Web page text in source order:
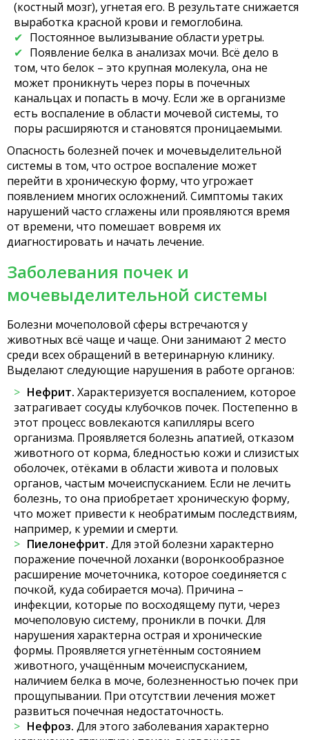
(костный мозг), угнетая его. В результате снижается
выработка красной крови и гемоглобина.
Постоянное вылизывание области уретры.
Появление белка в анализах мочи. Всё дело в
том, что белок – это крупная молекула, она не
может проникнуть через поры в почечных
канальцах и попасть в мочу. Если же в организме
есть воспаление в области мочевой системы, то
поры расширяются и становятся проницаемыми.
Опасность болезней почек и мочевыделительной
системы в том, что острое воспаление может
перейти в хроническую форму, что угрожает
появлением многих осложнений. Симптомы таких
нарушений часто сглажены или проявляются время
от времени, что помешает вовремя их
диагностировать и начать лечение.
Заболевания почек и
мочевыделительной системы
Болезни мочеполовой сферы встречаются у
животных всё чаще и чаще. Они занимают 2 место
среди всех обращений в ветеринарную клинику.
Выделают следующие нарушения в работе органов:
Нефрит. Характеризуется воспалением, которое
затрагивает сосуды клубочков почек. Постепенно в
этот процесс вовлекаются капилляры всего
организма. Проявляется болезнь апатией, отказом
животного от корма, бледностью кожи и слизистых
оболочек, отёками в области живота и половых
органов, частым мочеиспусканием. Если не лечить
болезнь, то она приобретает хроническую форму,
что может привести к необратимым последствиям,
например, к уремии и смерти.
Пиелонефрит. Для этой болезни характерно
поражение почечной лоханки (воронкообразное
расширение мочеточника, которое соединяется с
почкой, куда собирается моча). Причина –
инфекции, которые по восходящему пути, через
мочеполовую систему, проникли в почки. Для
нарушения характерна острая и хронические
формы. Проявляется угнетённым состоянием
животного, учащённым мочеиспусканием,
наличием белка в моче, болезненностью почек при
прощупывании. При отсутствии лечения может
развиться почечная недостаточность.
Нефроз. Для этого заболевания характерно